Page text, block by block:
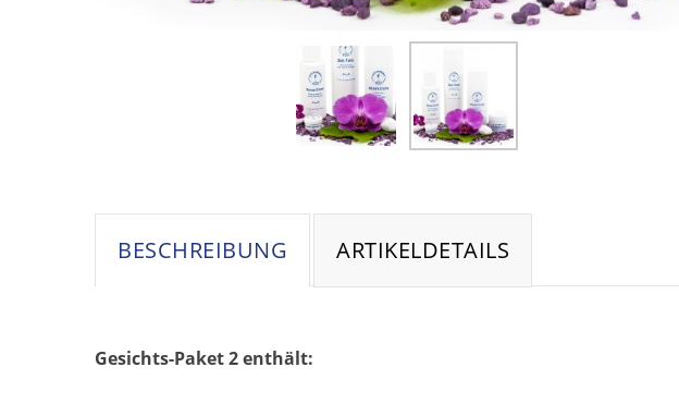
BESCHREIBUNG ARTIKELDETAILS
Gesichts-Paket 2 enthält: